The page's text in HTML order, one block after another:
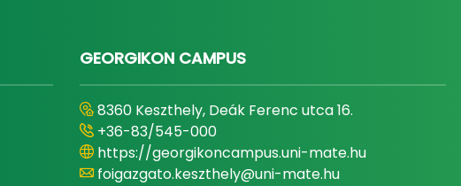
GEORGIKON CAMPUS
8360 Keszthely, Deák Ferenc utca 16.
+36-83/545-000
https://georgikoncampus.uni-mate.hu
foigazgato.keszthely@uni-mate.hu